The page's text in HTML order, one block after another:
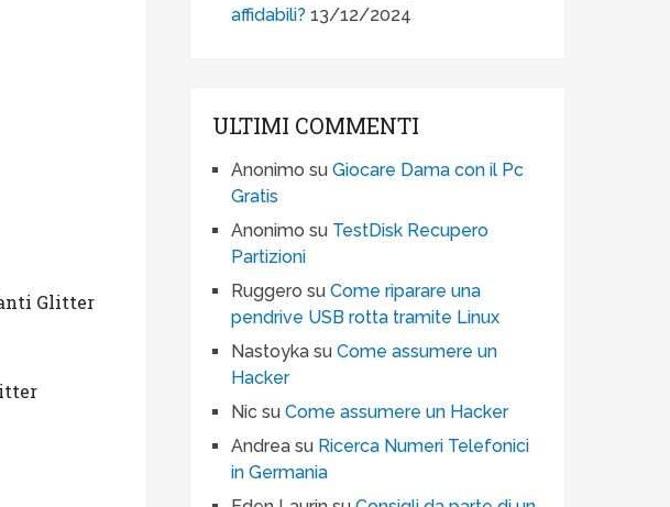
Glitter
affidabili? 13/12/2024
ULTIMI COMMENTI
Anonimo suGiocare Dama con il Pc
Gratis
Anonimo su TestDisk Recupero
Partizioni
Ruggero suCome riparare una
pendrive USB rotta tramite Linux
Nastoyka suCome assumere un
Hacker
Nic suCome assumere un Hacker
Andrea su Ricerca Numeri Telefonici
in Germania